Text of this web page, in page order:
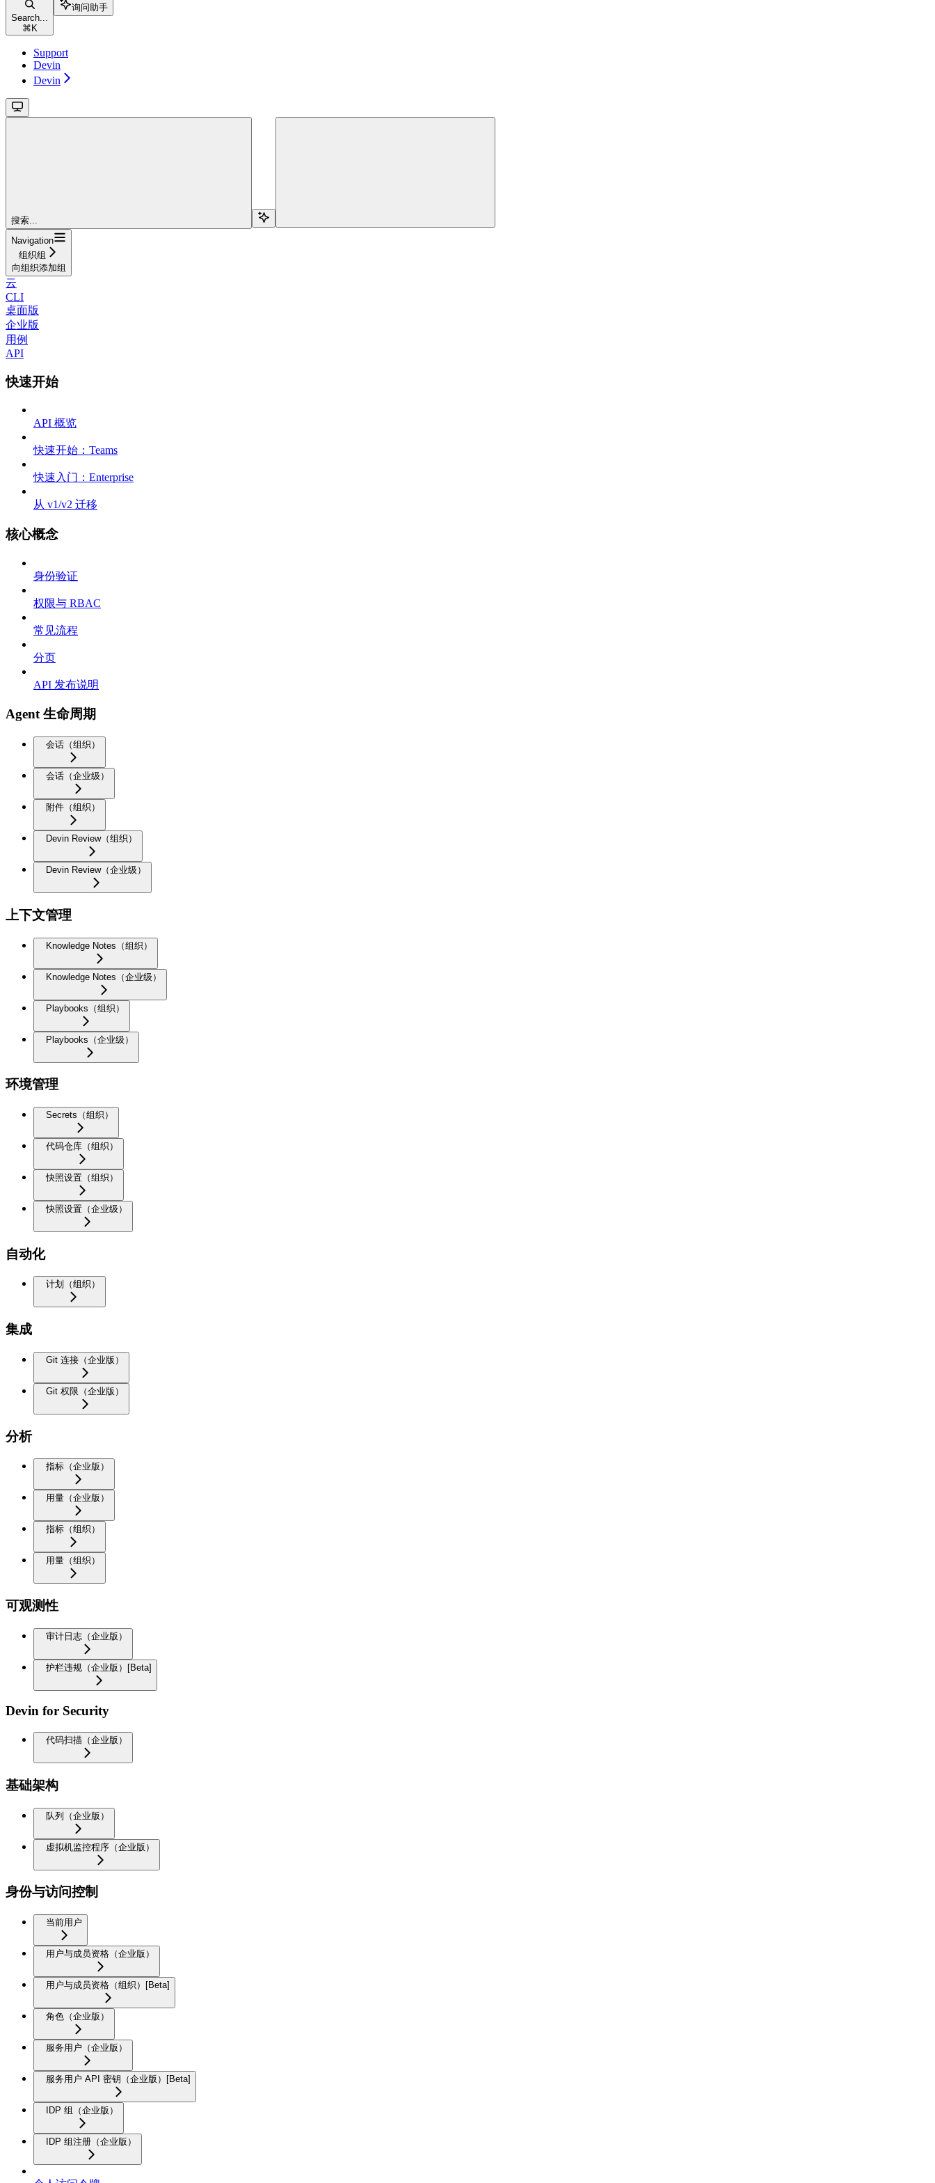
Search...
⌘ K
询问助手
Support
Devin
Devin
搜索...
Navigation
组织组
向组织添加组
云
CLI
桌面版
企业版
用例
API
快速开始
API 概览
快速开始：Teams
快速入门：Enterprise
从 v1/v2 迁移
核心概念
身份验证
权限与 RBAC
常见流程
分页
API 发布说明
Agent 生命周期
会话（组织）
会话（企业级）
附件（组织）
Devin Review（组织）
Devin Review（企业级）
上下文管理
Knowledge Notes（组织）
Knowledge Notes（企业级）
Playbooks（组织）
Playbooks（企业级）
环境管理
Secrets（组织）
代码仓库（组织）
快照设置（组织）
快照设置（企业级）
自动化
计划（组织）
集成
Git 连接（企业版）
Git 权限（企业版）
分析
指标（企业版）
用量（企业版）
指标（组织）
用量（组织）
可观测性
审计日志（企业版）
护栏违规（企业版）[Beta]
Devin for Security
代码扫描（企业版）
基础架构
队列（企业版）
虚拟机监控程序（企业版）
身份与访问控制
当前用户
用户与成员资格（企业版）
用户与成员资格（组织）[Beta]
角色（企业版）
服务用户（企业版）
服务用户 API 密钥（企业版）[Beta]
IDP 组（企业版）
IDP 组注册（企业版）